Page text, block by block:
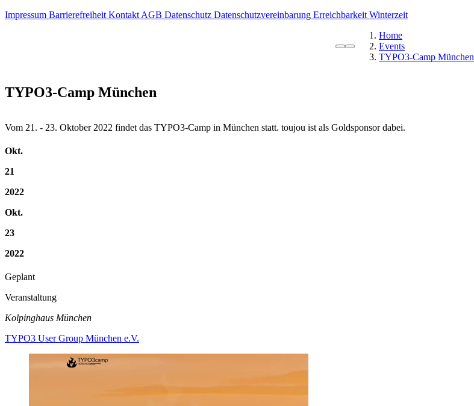
Impressum Barrierefreiheit Kontakt AGB Datenschutz Datenschutzvereinbarung Erreichbarkeit Winterzeit
Home
Events
TYPO3-Camp München
TYPO3-Camp München
Vom 21. - 23. Oktober 2022 findet das TYPO3-Camp in München statt. toujou ist als Goldsponsor dabei.
Okt.
21
2022
Okt.
23
2022
Geplant
Veranstaltung
Kolpinghaus München
TYPO3 User Group München e.V.